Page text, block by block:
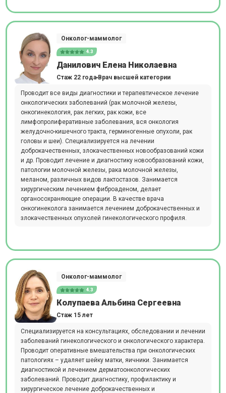
Онколог-маммолог
4.3
Данилович Елена Николаевна
Стаж 22 года Врач высшей категории
Проводит все виды диагностики и терапевтическое лечение
онкологических заболеваний (рак молочной железы,
онкогинекология, рак легких, рак кожи, все
лимфопролиферативные заболевания, вся онкология
желудочно-кишечного тракта, герминогенные опухоли, рак
головы и шеи). Специализируется на лечении
доброкачественных, злокачественных новообразований кожи
и др. Проводит лечение и диагностику новообразований кожи,
патологии молочной железы, рака молочной железы,
меланом, различных видов лактостазов. Занимается
хирургическим лечением фиброаденом, делает
органосохраняющие операции. В качестве врача
онкогинеколога занимается лечением доброкачественных и
злокачественных опухолей гинекологического профиля.
Онколог-маммолог
4.3
Колупаева Альбина Сергеевна
Стаж 15 лет
Специализируется на консультациях, обследовании и лечении
заболеваний гинекологического и онкологического характера.
Проводит оперативные вмешательства при онкологических
патологиях – удаляет шейку матки, яичники. Занимается
диагностикой и лечением дерматоонкологических
заболеваний. Проводит диагностику, профилактику и
хирургическое лечение доброкачественных и